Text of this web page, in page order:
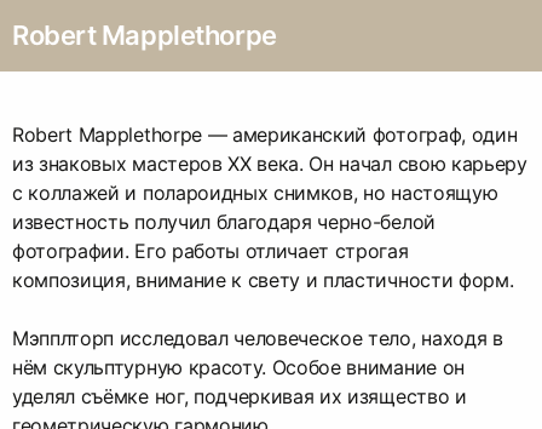
Robert Mapplethorpe
Robert Mapplethorpe — американский фотограф, один
из знаковых мастеров XX века. Он начал свою карьеру
с коллажей и полароидных снимков, но настоящую
известность получил благодаря черно-белой
фотографии. Его работы отличает строгая
композиция, внимание к свету и пластичности форм.
Мэпплторп исследовал человеческое тело, находя в
нём скульптурную красоту. Особое внимание он
уделял съёмке ног, подчеркивая их изящество и